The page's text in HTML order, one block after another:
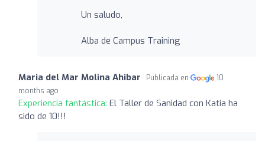
Un saludo,
Alba de Campus Training
Maria del Mar Molina Ahibar Publicada en
10
months ago
Experiencia fantástica: El Taller de Sanidad con Katia ha
sido de 10!!!